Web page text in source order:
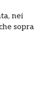
nei
sopra